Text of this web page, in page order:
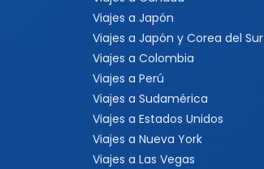
Viajes a Japón
Viajes a Japón y Corea del Sur
Viajes a Colombia
Viajes a Perú
Viajes a Sudamérica
Viajes a Estados Unidos
Viajes a Nueva York
Viajes a Las Vegas